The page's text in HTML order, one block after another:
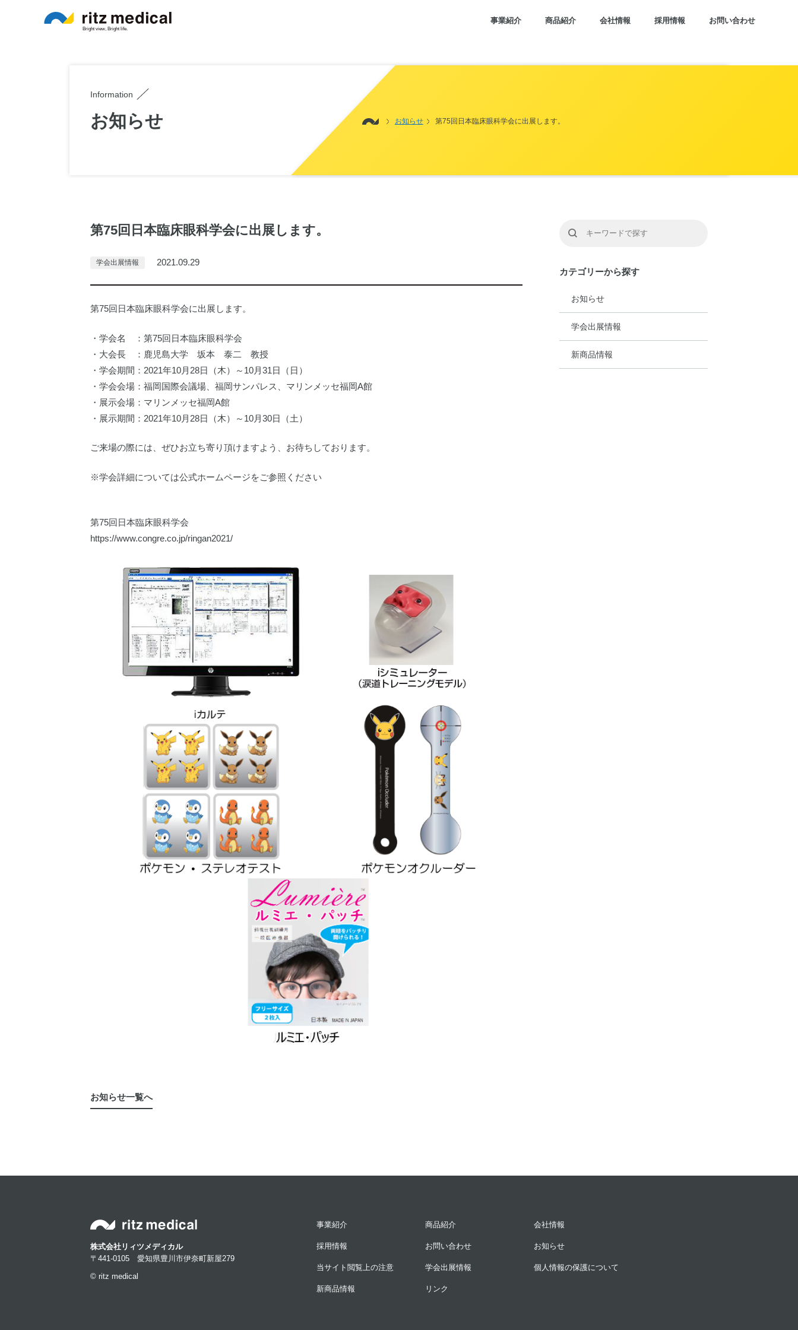
事業紹介 商品紹介 会社情報 採用情報 お問い合わせ
お知らせ 第75回日本臨床眼科学会に出展します。
Information
お知らせ
第75回日本臨床眼科学会に出展します。
学会出展情報 2021.09.29
第75回日本臨床眼科学会に出展します。
・学会名 ：第75回日本臨床眼科学会
・大会長 ：鹿児島大学 坂本 泰二 教授
・学会期間：2021年10月28日（木）～10月31日（日）
・学会会場：福岡国際会議場、福岡サンパレス、マリンメッセ福岡A館
・展示会場：マリンメッセ福岡A館
・展示期間：2021年10月28日（木）～10月30日（土）
ご来場の際には、ぜひお立ち寄り頂けますよう、お待ちしております。
※学会詳細については公式ホームページをご参照ください
第75回日本臨床眼科学会
https://www.congre.co.jp/ringan2021/
お知らせ一覧へ
カテゴリーから探す
お知らせ
学会出展情報
新商品情報
株式会社リィツメディカル
〒441-0105 愛知県豊川市伊奈町新屋279
© ritz medical
事業紹介 商品紹介 会社情報
採用情報 お問い合わせ お知らせ
当サイト閲覧上の注意 学会出展情報 個人情報の保護について
新商品情報 リンク